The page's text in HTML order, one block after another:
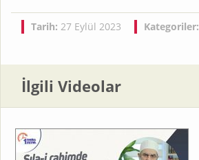
Tarih: 27 Eylül 2023 Kategoriler:
İlgili Videolar